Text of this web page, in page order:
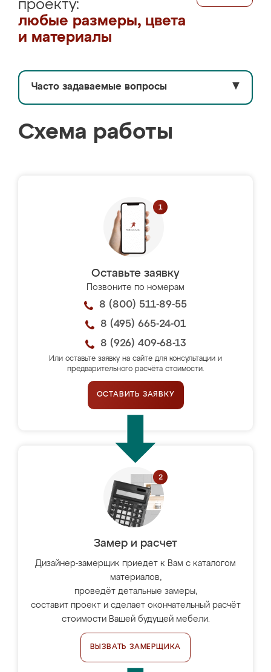
проекту:
любые размеры, цвета
и материалы
Часто задаваемые вопросы ▼
Схема работы
Оставьте заявку
Позвоните по номерам
8 (800) 511-89-55
8 (495) 665-24-01
8 (926) 409-68-13
Или оставьте заявку на сайте для консультации и
предварительного расчёта стоимости.
ОСТАВИТЬ ЗАЯВКУ
Замер и расчет
Дизайнер-замерщик приедет к Вам с каталогом
материалов,
проведёт детальные замеры,
составит проект и сделает окончательный расчёт
стоимости Вашей будущей мебели.
ВЫЗВАТЬ ЗАМЕРЩИКА